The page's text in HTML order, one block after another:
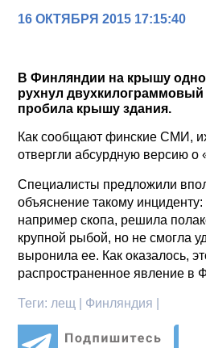
16 ОКТЯБРЯ 2015 17:15:40
В Финляндии на крышу
рухнул
пробила крышу здания.
Как сообщают финские СМИ,
отвергли абсурдную версию
Специалисты предложили
объяснение такому
например скопа, решила
крупной рыбой, но не смогла
выронила ее. Как оказалось,
распространенное явление в
Теги: лещ | Финляндия |